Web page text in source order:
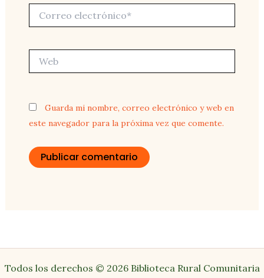
electrónico*
Guarda mi nombre, correo electrónico y web en
este navegador para la próxima vez que comente.
Todos los derechos © 2026 Biblioteca Rural Comunitaria